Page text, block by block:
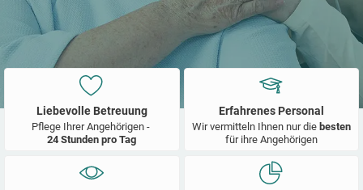
Liebevolle Betreuung
Pflege Ihrer Angehörigen -
24 Stunden pro Tag
Erfahrenes Personal
Wir vermitteln Ihnen nur die besten
für ihre Angehörigen